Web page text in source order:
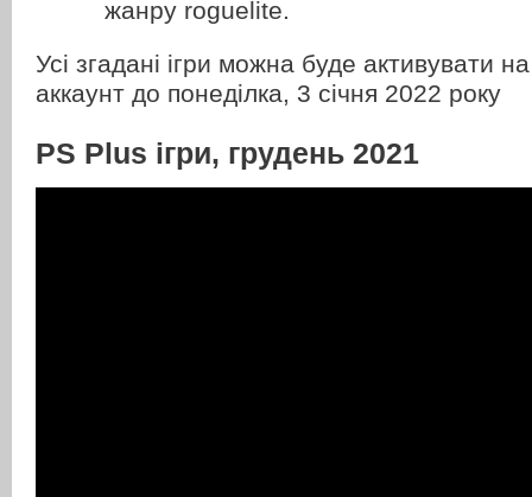
жанру roguelite.
Усі згадані ігри можна буде активувати
аккаунт до понеділка, 3 січня 2022 року
PS Plus ігри, грудень 2021